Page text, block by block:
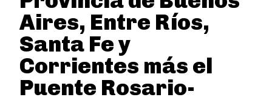
Aires, Entre Ríos,
Santa Fe y
Corrientes más el
Puente Rosario-